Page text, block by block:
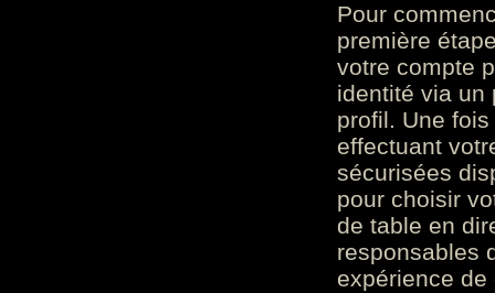
Pour
première
votre compte
identité via un
profil. Une
effectuant
sécurisées
pour choisir
de table en
responsables
expérience